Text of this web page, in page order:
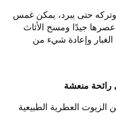
حتى يبرد، يمكن غمس
جيدًا ومسح الأثاث
وإعادة شيء من
رائحة منعشة
العطرية الطبيعية